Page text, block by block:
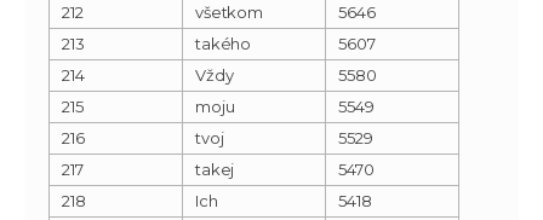
212
všetkom
5646
213
takého
5607
214
Vždy
5580
215
moju
5549
216
tvoj
5529
217
takej
5470
218
Ich
5418